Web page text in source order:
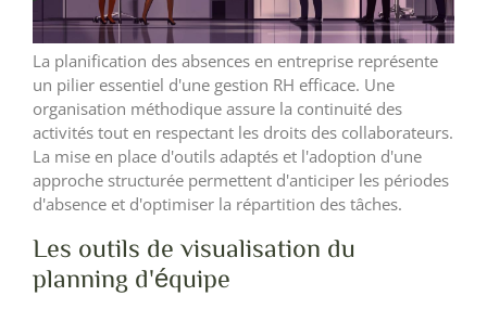
La planification des absences en entreprise représente
un pilier essentiel d'une gestion RH efficace. Une
organisation méthodique assure la continuité des
activités tout en respectant les droits des collaborateurs.
La mise en place d'outils adaptés et l'adoption d'une
approche structurée permettent d'anticiper les périodes
d'absence et d'optimiser la répartition des tâches.
Les outils de visualisation du
planning d'équipe